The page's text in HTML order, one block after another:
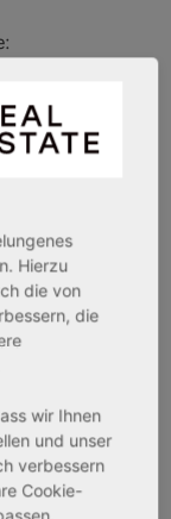
Hierzu
die von
die
wir Ihnen
und unser
verbessern
Cookie-